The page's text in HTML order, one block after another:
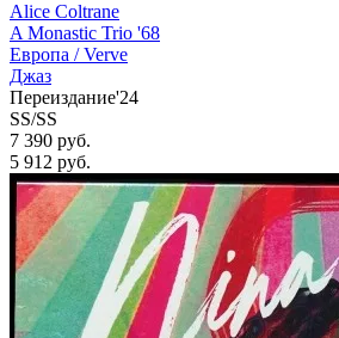
Alice Coltrane
A Monastic Trio '68
Европа /Verve
Джаз
Переиздание'24
SS/SS
7 390 руб.
5 912 руб.